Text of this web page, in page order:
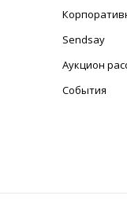
Sendsay
Аукцион
События